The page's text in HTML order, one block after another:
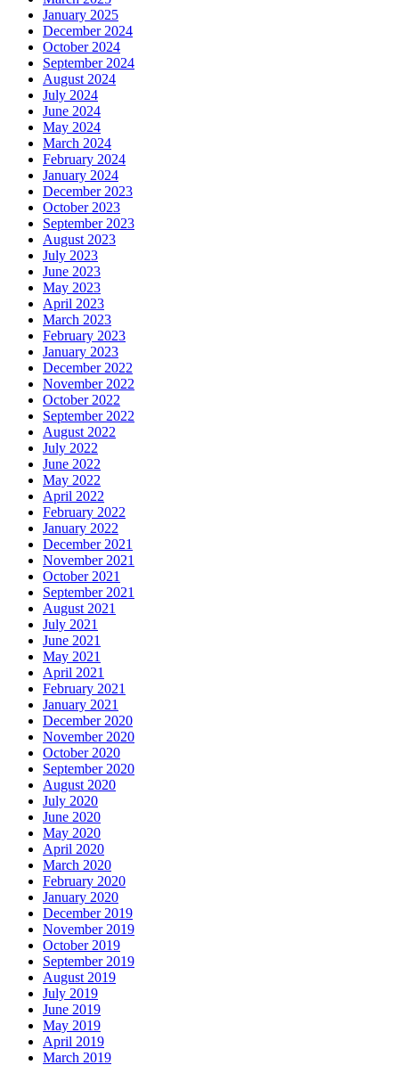
January 2025
December 2024
October 2024
September 2024
August 2024
July 2024
June 2024
May 2024
March 2024
February 2024
January 2024
December 2023
October 2023
September 2023
August 2023
July 2023
June 2023
May 2023
April 2023
March 2023
February 2023
January 2023
December 2022
November 2022
October 2022
September 2022
August 2022
July 2022
June 2022
May 2022
April 2022
February 2022
January 2022
December 2021
November 2021
October 2021
September 2021
August 2021
July 2021
June 2021
May 2021
April 2021
February 2021
January 2021
December 2020
November 2020
October 2020
September 2020
August 2020
July 2020
June 2020
May 2020
April 2020
March 2020
February 2020
January 2020
December 2019
November 2019
October 2019
September 2019
August 2019
July 2019
June 2019
May 2019
April 2019
March 2019